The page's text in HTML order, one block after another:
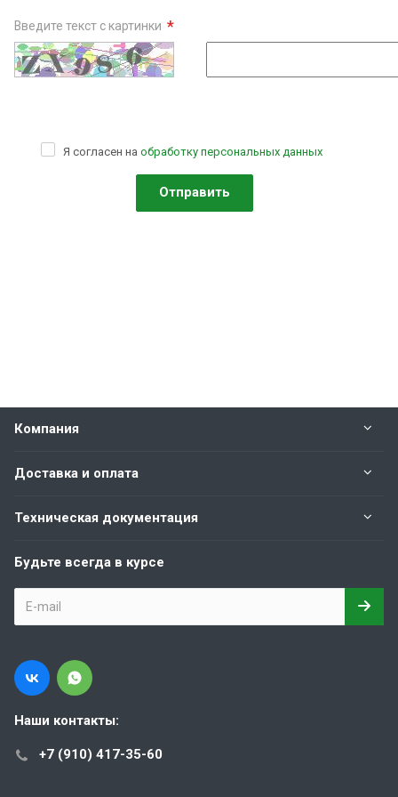
Введите текст с картинки *
Я согласен на обработку персональных данных
Компания
Доставка и оплата
Техническая документация
Будьте всегда в курсе
Наши контакты:
+7 (910) 417-35-60